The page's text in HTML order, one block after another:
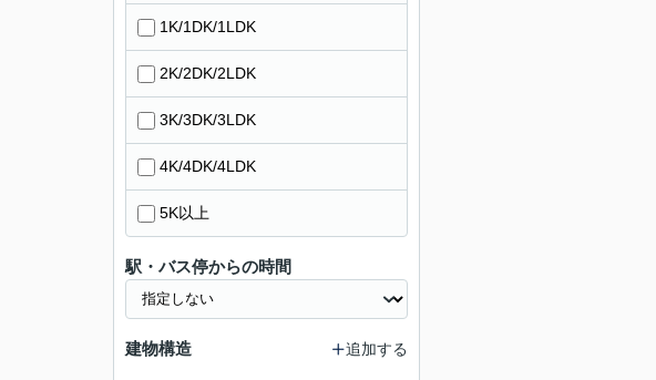
1K/1DK/1LDK
2K/2DK/2LDK
3K/3DK/3LDK
4K/4DK/4LDK
5K以上
駅・バス停からの時間
建物構造 追加する